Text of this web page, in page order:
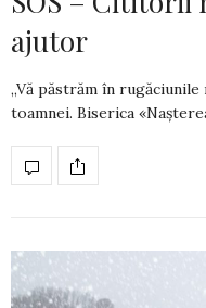
ajutor
„Vă păstrăm în
toamnei. Biserica